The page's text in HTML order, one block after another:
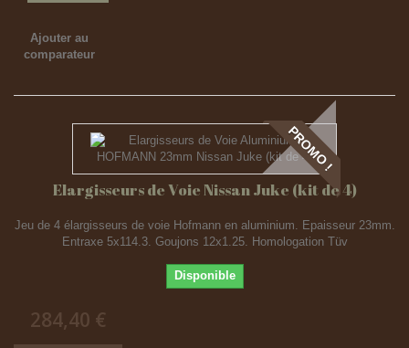
Ajouter au
comparateur
PROMO !
Elargisseurs de Voie Nissan Juke (kit de 4)
Jeu de 4 élargisseurs de voie Hofmann en aluminium. Epaisseur 23mm.
Entraxe 5x114.3. Goujons 12x1.25. Homologation Tüv
Disponible
284,40 €